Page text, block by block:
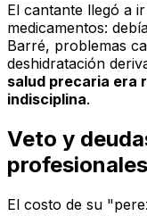
El cantante llegó a
medicamentos:
Barré, problemas
deshidratación
salud precaria era
indisciplina.
Veto y
El costo de su